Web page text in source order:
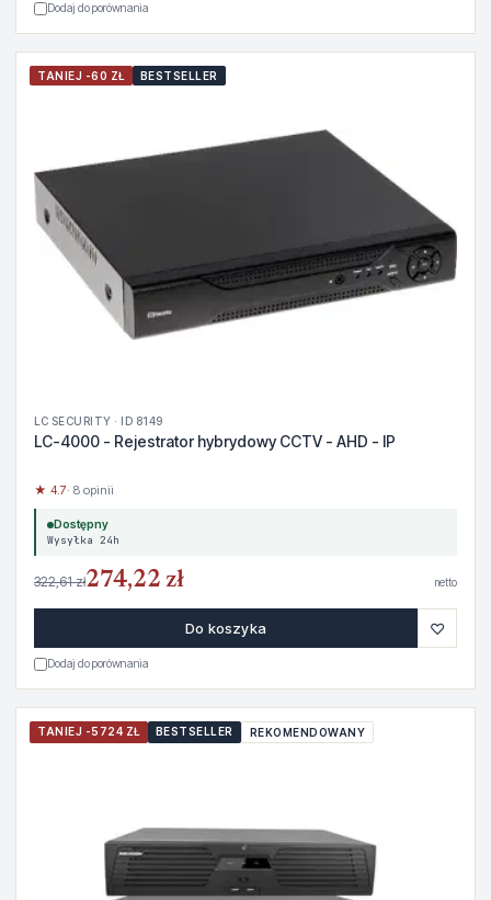
Dodaj do porównania
TANIEJ -60 ZŁ BESTSELLER
LC SECURITY · ID 8149
LC-4000 - Rejestrator hybrydowy CCTV - AHD - IP
★ 4.7· 8 opinii
Dostępny
Wysyłka 24h
322,61 zł274,22 zł netto
Do koszyka ♡
Dodaj do porównania
TANIEJ -5724 ZŁ BESTSELLER REKOMENDOWANY